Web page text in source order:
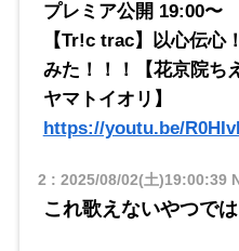
プレミア公開 19:00〜
【Tr!c trac】以心伝心
みた！！！【花京院ち
ヤマトイオリ】
https://youtu.be/
2 : 2025/08/02(土)19:00:39
これ歌えないやつで